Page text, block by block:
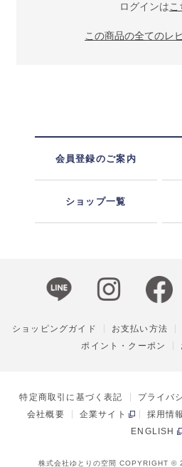
ログインはこ
この商品の全てのレ
会員登録のご案内
ショップ一覧
ショッピングガイド お支払い方法
ポイント・クーポン
特定商取引に基づく表記 プライバ
会社概要
企業サイト 採用情報
ENGLISH
株式会社ゆとりの空間 COPYRIGHT